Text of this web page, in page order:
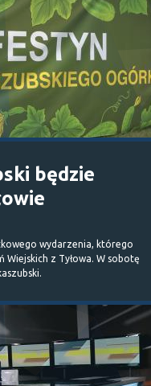
będzie
wydarzenia, którego
Wiejskich z Tyłowa. W sobotę